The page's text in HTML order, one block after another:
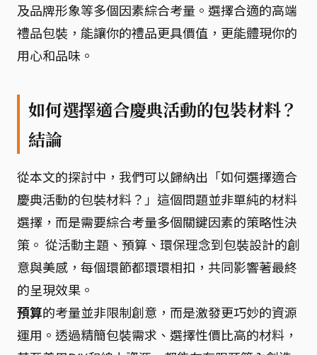
及品牌形象等多個因素綜合考量。選擇合適的高端
禮品包裝，能讓你的禮品更具價值，更能體現你的
用心和品味。
如何選擇適合慶典活動的包裝材料？
結論
從本文的探討中，我們可以歸納出「如何選擇適合
慶典活動的包裝材料？」這個問題並非單純的材料
選擇，而是需要綜合考量多個關鍵因素的策略性決
策。 從活動主題、預算、環保理念到包裝設計的創
意與美感，每個環節都環環相扣，共同影響著最終
的呈現效果。
預算的考量並非限制創意，而是激發更巧妙的資源
運用。透過精簡包裝需求、選擇性價比高的材料，